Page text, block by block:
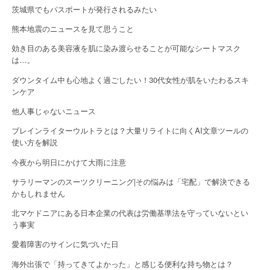
g
a
t
i
o
n
茨城県でもパスポートが発行されるみたい
熊本地震のニュースを見て思うこと
効き目のある美容液を肌に染み渡らせることが可能なシートマスク
は…。
ダウンタイム中も心地よく過ごしたい！30代女性が肌をいたわるスキ
ンケア
他人事じゃないニュース
ブレインライターウルトラとは？大量リライトに向くAI文章ツールの
使い方を解説
今夜から明日にかけて大雨に注意
サラリーマンのスーツクリーニング|その悩みは「宅配」で解決できる
かもしれません
北マケドニアにある日本企業の代表は労働基準法を守っていないとい
う事実
愛着障害のサインに気づいた日
海外出張で「持ってきてよかった」と感じる便利な持ち物とは？